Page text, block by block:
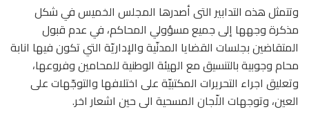
وتتمثل هذه التدابير التى أصدرها المجلس الخميس في شكل
مذكرة وجهها إلى جميع مسؤولي المحاكم، في عدم قبول
المتقاضين بجلسات القضايا المدنّية والإداريّة التي تكون فيها انابة
محام وجوبية بالتنسيق مع الهيئة الوطنية للمحامين وفروعها،
وتعليق اجراء التحريرات المكتبيّة على اختلافها والتوجّهات على
العين، وتوجهات اللّجان المسحية الى حين اشعار اخر.